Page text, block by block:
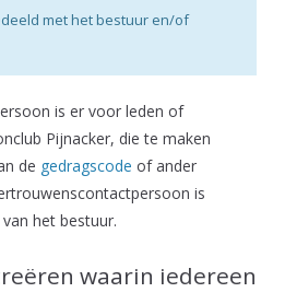
met het bestuur en/of
is er voor leden of
Pijnacker, die te maken
de gedragscode of ander
is
het bestuur.
waarin iedereen